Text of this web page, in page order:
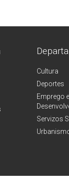
Cultura
Deportes
Emprego e
Servizos